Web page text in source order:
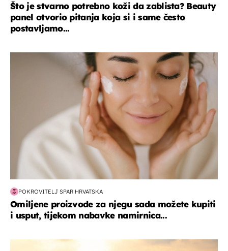
Što je stvarno potrebno koži da zablista? Beauty
panel otvorio pitanja koja si i same često
postavljamo...
moda & ljepota
POKROVITELJ SPAR HRVATSKA
Omiljene proizvode za njegu sada možete kupiti
i usput, tijekom nabavke namirnica...